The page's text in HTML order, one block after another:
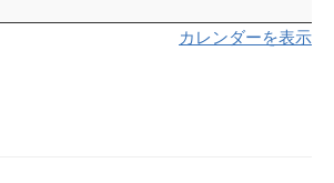
カレンダーを表示